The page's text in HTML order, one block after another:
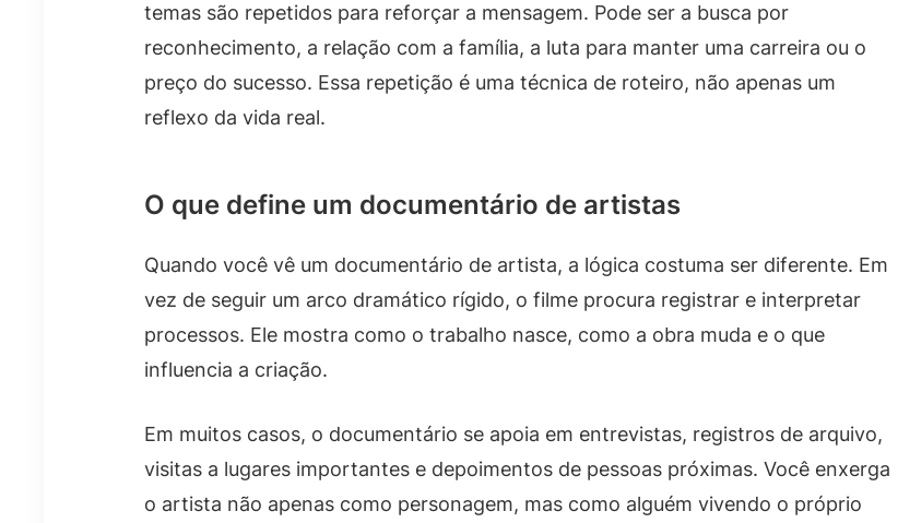
temas são repetidos para reforçar a mensagem. Pode ser a busca por
reconhecimento, a relação com a família, a luta para manter uma carreira ou o
preço do sucesso. Essa repetição é uma técnica de roteiro, não apenas um
reflexo da vida real.
O que define um documentário de artistas
Quando você vê um documentário de artista, a lógica costuma ser diferente. Em
vez de seguir um arco dramático rígido, o filme procura registrar e interpretar
processos. Ele mostra como o trabalho nasce, como a obra muda e o que
influencia a criação.
Em muitos casos, o documentário se apoia em entrevistas, registros de arquivo,
visitas a lugares importantes e depoimentos de pessoas próximas. Você enxerga
o artista não apenas como personagem, mas como alguém vivendo o próprio